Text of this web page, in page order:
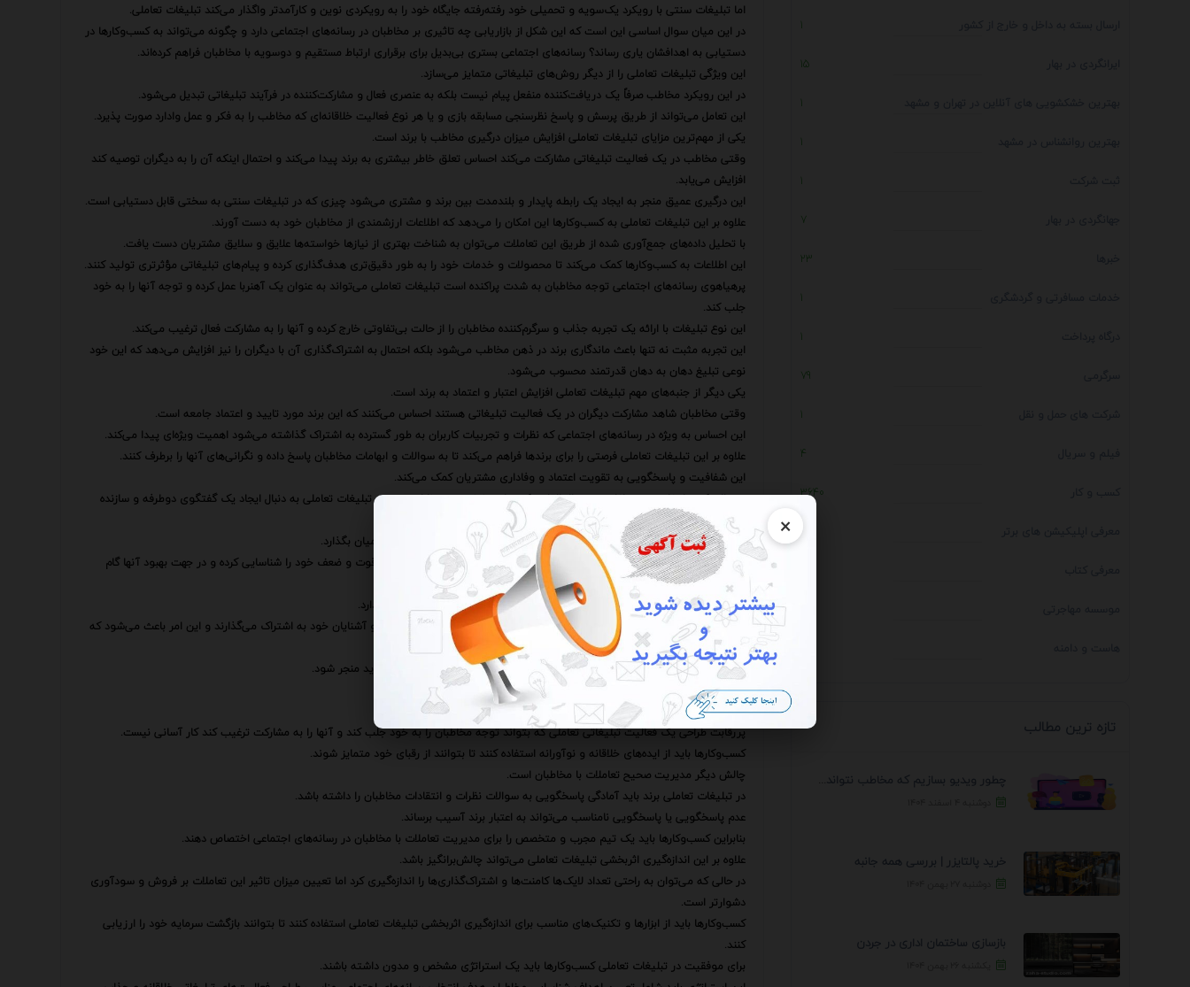
×
اما تبلیغات سنتی با رویکرد یک‌سویه و تحمیلی خود رفته‌رفته جایگاه خود را به رویکردی نوین و کارآمدتر واگذار می‌کند تبلیغات تعاملی.
در این میان سوال اساسی این است که این شکل از بازاریابی چه تاثیری بر مخاطبان در رسانه‌های اجتماعی دارد و چگونه می‌تواند به کسب‌وکارها در
دستیابی به اهدافشان یاری رساند؟ رسانه‌های اجتماعی بستری بی‌بدیل برای برقراری ارتباط مستقیم و دوسویه با مخاطبان فراهم کرده‌اند.
این ویژگی تبلیغات تعاملی را از دیگر روش‌های تبلیغاتی متمایز می‌سازد.
در این رویکرد مخاطب صرفاً یک دریافت‌کننده منفعل پیام نیست بلکه به عنصری فعال و مشارکت‌کننده در فرآیند تبلیغاتی تبدیل می‌شود.
این تعامل می‌تواند از طریق پرسش و پاسخ نظرسنجی مسابقه بازی و یا هر نوع فعالیت خلاقانه‌ای که مخاطب را به فکر و عمل وادارد صورت پذیرد.
یکی از مهم‌ترین مزایای تبلیغات تعاملی افزایش میزان درگیری مخاطب با برند است.
وقتی مخاطب در یک فعالیت تبلیغاتی مشارکت می‌کند احساس تعلق خاطر بیشتری به برند پیدا می‌کند و احتمال اینکه آن را به دیگران توصیه کند
افزایش می‌یابد.
این درگیری عمیق منجر به ایجاد یک رابطه پایدار و بلندمدت بین برند و مشتری می‌شود چیزی که در تبلیغات سنتی به سختی قابل دستیابی است.
علاوه بر این تبلیغات تعاملی به کسب‌وکارها این امکان را می‌دهد که اطلاعات ارزشمندی از مخاطبان خود به دست آورند.
با تحلیل داده‌های جمع‌آوری شده از طریق این تعاملات می‌توان به شناخت بهتری از نیازها خواسته‌ها علایق و سلایق مشتریان دست یافت.
این اطلاعات به کسب‌وکارها کمک می‌کند تا محصولات و خدمات خود را به طور دقیق‌تری هدف‌گذاری کرده و پیام‌های تبلیغاتی مؤثرتری تولید کنند.
پرهیاهوی رسانه‌های اجتماعی توجه مخاطبان به شدت پراکنده است تبلیغات تعاملی می‌تواند به عنوان یک آهنربا عمل کرده و توجه آنها را به خود
جلب کند.
این نوع تبلیغات با ارائه یک تجربه جذاب و سرگرم‌کننده مخاطبان را از حالت بی‌تفاوتی خارج کرده و آنها را به مشارکت فعال ترغیب می‌کند.
این تجربه مثبت نه تنها باعث ماندگاری برند در ذهن مخاطب می‌شود بلکه احتمال به اشتراک‌گذاری آن با دیگران را نیز افزایش می‌دهد که این خود
نوعی تبلیغ دهان به دهان قدرتمند محسوب می‌شود.
یکی دیگر از جنبه‌های مهم تبلیغات تعاملی افزایش اعتبار و اعتماد به برند است.
وقتی مخاطبان شاهد مشارکت دیگران در یک فعالیت تبلیغاتی هستند احساس می‌کنند که این برند مورد تایید و اعتماد جامعه است.
این احساس به ویژه در رسانه‌های اجتماعی که نظرات و تجربیات کاربران به طور گسترده به اشتراک گذاشته می‌شود اهمیت ویژه‌ای پیدا می‌کند.
علاوه بر این تبلیغات تعاملی فرصتی را برای برندها فراهم می‌کند تا به سوالات و ابهامات مخاطبان پاسخ داده و نگرانی‌های آنها را برطرف کنند.
این شفافیت و پاسخگویی به تقویت اعتماد و وفاداری مشتریان کمک می‌کند.
در حالی که تبلیغات سنتی اغلب به دنبال القای یک پیام مشخص به مخاطب هستند تبلیغات تعاملی به دنبال ایجاد یک گفتگوی دوطرفه و سازنده
است.
در این گفتگو مخاطب فرصت دارد تا نظرات پیشنهادات و انتقادات خود را با برند در میان بگذارد.
این بازخورد برای کسب‌وکارها بسیار ارزشمند است زیرا به آنها کمک می‌کند تا نقاط قوت و ضعف خود را شناسایی کرده و در جهت بهبود آنها گام
بردارند.
تبلیغات تعاملی به ویژه در رسانه‌های اجتماعی پتانسیل بالایی برای ویروسی شدن دارد.
وقتی یک فعالیت تبلیغاتی خلاقانه و جذاب طراحی شود مخاطبان آن را با دوستان و آشنایان خود به اشتراک می‌گذارند و این امر باعث می‌شود که
پیام تبلیغاتی به سرعت در بین شبکه‌های اجتماعی پخش شود.
این ویروسی شدن می‌تواند به افزایش چشمگیر آگاهی از برند و جذب مخاطبان جدید منجر شود.
اما با وجود مزایای فراوان تبلیغات تعاملی چالش‌هایی نیز به همراه دارد.
یکی از مهم‌ترین این چالش‌ها نیاز به خلاقیت و نوآوری است.
پررقابت طراحی یک فعالیت تبلیغاتی تعاملی که بتواند توجه مخاطبان را به خود جلب کند و آنها را به مشارکت ترغیب کند کار آسانی نیست.
کسب‌وکارها باید از ایده‌های خلاقانه و نوآورانه استفاده کنند تا بتوانند از رقبای خود متمایز شوند.
چالش دیگر مدیریت صحیح تعاملات با مخاطبان است.
در تبلیغات تعاملی برند باید آمادگی پاسخگویی به سوالات نظرات و انتقادات مخاطبان را داشته باشد.
عدم پاسخگویی یا پاسخگویی نامناسب می‌تواند به اعتبار برند آسیب برساند.
بنابراین کسب‌وکارها باید یک تیم مجرب و متخصص را برای مدیریت تعاملات با مخاطبان در رسانه‌های اجتماعی اختصاص دهند.
علاوه بر این اندازه‌گیری اثربخشی تبلیغات تعاملی می‌تواند چالش‌برانگیز باشد.
در حالی که می‌توان به راحتی تعداد لایک‌ها کامنت‌ها و اشتراک‌گذاری‌ها را اندازه‌گیری کرد اما تعیین میزان تاثیر این تعاملات بر فروش و سودآوری
دشوارتر است.
کسب‌وکارها باید از ابزارها و تکنیک‌های مناسب برای اندازه‌گیری اثربخشی تبلیغات تعاملی استفاده کنند تا بتوانند بازگشت سرمایه خود را ارزیابی
کنند.
برای موفقیت در تبلیغات تعاملی کسب‌وکارها باید یک استراتژی مشخص و مدون داشته باشند.
1
15
1
1
1
7
23
1
1
79
1
4
3640
1
تازه ترین مطالب
خرید پالتایزر | بررسی همه جانبه
بازسازی ساختمان اداری در جردن